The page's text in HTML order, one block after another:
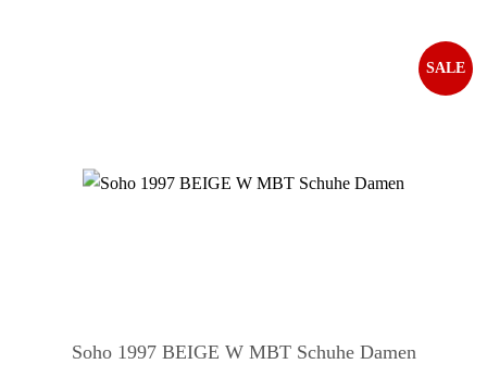
Soho 1997 BEIGE W MBT Schuhe Damen
SALE